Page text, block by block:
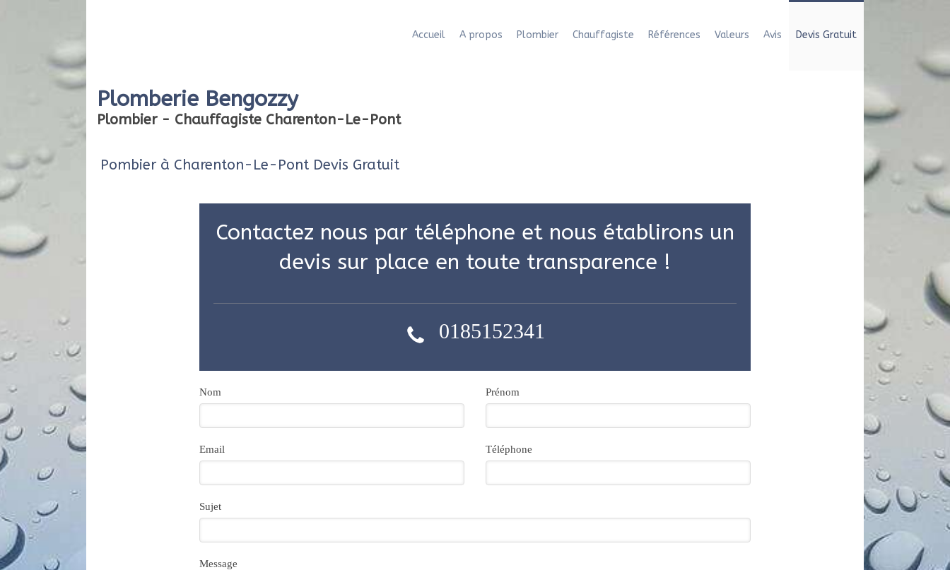
Accueil A propos Plombier Chauffagiste Références Valeurs Avis Devis Gratuit
Plomberie Bengozzy
Plombier - Chauffagiste Charenton-Le-Pont
Pombier à Charenton-Le-Pont Devis Gratuit
Contactez nous par téléphone et nous établirons un
devis sur place en toute transparence !
0185152341
Nom Prénom
Email Téléphone
Sujet
Message